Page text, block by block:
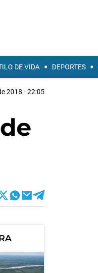
DE VIDA DEPORTES
2018 - 22:05